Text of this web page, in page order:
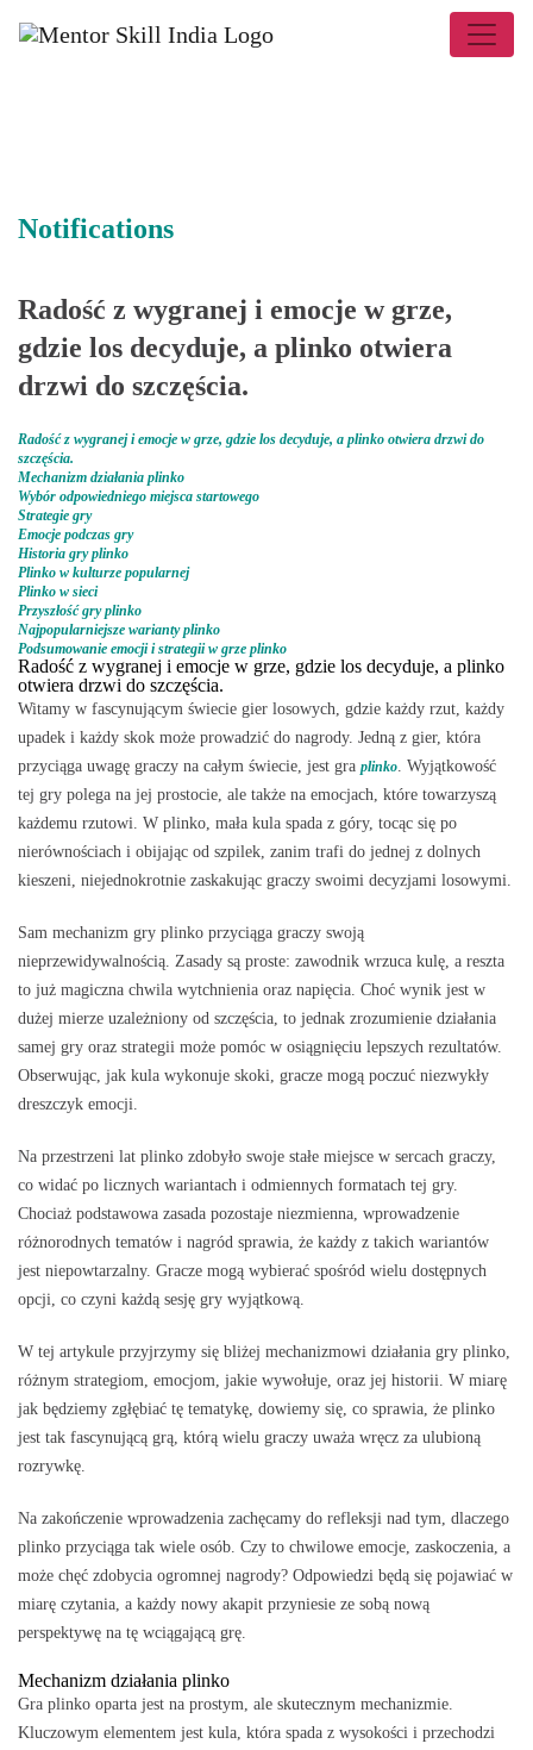
Notifications
Radość z wygranej i emocje w grze,
gdzie los decyduje, a plinko otwiera
drzwi do szczęścia.
Radość z wygranej i emocje w grze, gdzie los decyduje, a plinko otwiera drzwi do
szczęścia.
Mechanizm działania plinko
Wybór odpowiedniego miejsca startowego
Strategie gry
Emocje podczas gry
Historia gry plinko
Plinko w kulturze popularnej
Plinko w sieci
Przyszłość gry plinko
Najpopularniejsze warianty plinko
Podsumowanie emocji i strategii w grze plinko
Radość z wygranej i emocje w grze, gdzie los decyduje, a plinko
otwiera drzwi do szczęścia.
Witamy w fascynującym świecie gier losowych, gdzie każdy rzut, każdy
upadek i każdy skok może prowadzić do nagrody. Jedną z gier, która
przyciąga uwagę graczy na całym świecie, jest gra plinko. Wyjątkowość
tej gry polega na jej prostocie, ale także na emocjach, które towarzyszą
każdemu rzutowi. W plinko, mała kula spada z góry, tocąc się po
nierównościach i obijając od szpilek, zanim trafi do jednej z dolnych
kieszeni, niejednokrotnie zaskakując graczy swoimi decyzjami losowymi.
Sam mechanizm gry plinko przyciąga graczy swoją
nieprzewidywalnością. Zasady są proste: zawodnik wrzuca kulę, a reszta
to już magiczna chwila wytchnienia oraz napięcia. Choć wynik jest w
dużej mierze uzależniony od szczęścia, to jednak zrozumienie działania
samej gry oraz strategii może pomóc w osiągnięciu lepszych rezultatów.
Obserwując, jak kula wykonuje skoki, gracze mogą poczuć niezwykły
dreszczyk emocji.
Na przestrzeni lat plinko zdobyło swoje stałe miejsce w sercach graczy,
co widać po licznych wariantach i odmiennych formatach tej gry.
Chociaż podstawowa zasada pozostaje niezmienna, wprowadzenie
różnorodnych tematów i nagród sprawia, że każdy z takich wariantów
jest niepowtarzalny. Gracze mogą wybierać spośród wielu dostępnych
opcji, co czyni każdą sesję gry wyjątkową.
W tej artykule przyjrzymy się bliżej mechanizmowi działania gry plinko,
różnym strategiom, emocjom, jakie wywołuje, oraz jej historii. W miarę
jak będziemy zgłębiać tę tematykę, dowiemy się, co sprawia, że plinko
jest tak fascynującą grą, którą wielu graczy uważa wręcz za ulubioną
rozrywkę.
Na zakończenie wprowadzenia zachęcamy do refleksji nad tym, dlaczego
plinko przyciąga tak wiele osób. Czy to chwilowe emocje, zaskoczenia, a
może chęć zdobycia ogromnej nagrody? Odpowiedzi będą się pojawiać w
miarę czytania, a każdy nowy akapit przyniesie ze sobą nową
perspektywę na tę wciągającą grę.
Mechanizm działania plinko
Gra plinko oparta jest na prostym, ale skutecznym mechanizmie.
Kluczowym elementem jest kula, która spada z wysokości i przechodzi